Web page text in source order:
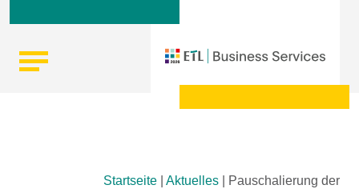
Startseite Aktuelles
Pauschalierung der